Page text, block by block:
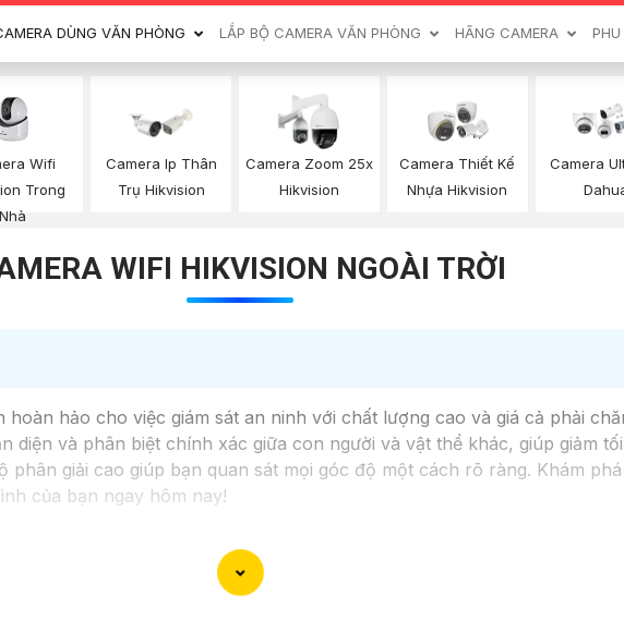
DÙNG VĂN PHÒNG LẮP BỘ CAMERA VĂN PHÒNG HÃNG CAMERA PHU
Wifi
Trong
Nhà
Camera Ip Thân
Trụ Hikvision
Camera Zoom 25x
Hikvision
Camera Thiết Kế
Nhựa Hikvision
Camera
WIFI HIKVISION NGOÀI TRỜI
hảo cho việc giám sát an ninh với chất lượng cao và giá cả phải
diện và phân biệt chính xác giữa con người và vật thể khác, giúp giảm
giải cao giúp bạn quan sát mọi góc độ một cách rõ ràng. Khám
của bạn ngay hôm nay!